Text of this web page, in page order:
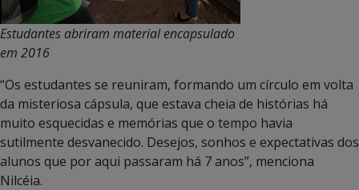
Estudantes abriram material encapsulado
em 2016
“Os estudantes se reuniram, formando um círculo em volta
da misteriosa cápsula, que estava cheia de histórias há
muito esquecidas e memórias que o tempo havia
sutilmente desvanecido. Desejos, sonhos e expectativas dos
alunos que por aqui passaram há 7 anos”, menciona
Nilcéia.